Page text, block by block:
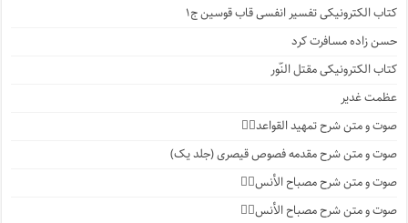
کتاب الکترونیکی تفسیر انفسی قاب قوسین ج۱
حسن زاده مسافرت کرد
کتاب الکترونیکی مقتل النّور
عظمت غدیر
صوت و متن شرح تمهید القواعد۱️⃣
صوت و متن شرح مقدمه فصوص قیصری (جلد یک)
صوت و متن شرح مصباح الأنس۷️⃣
صوت و متن شرح مصباح الأنس۶️⃣